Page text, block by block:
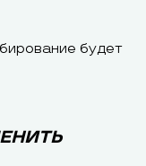
будет